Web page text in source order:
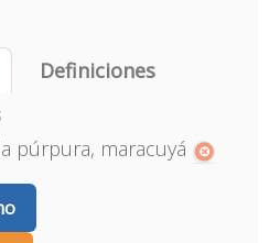
Definiciones
púrpura, maracuyá